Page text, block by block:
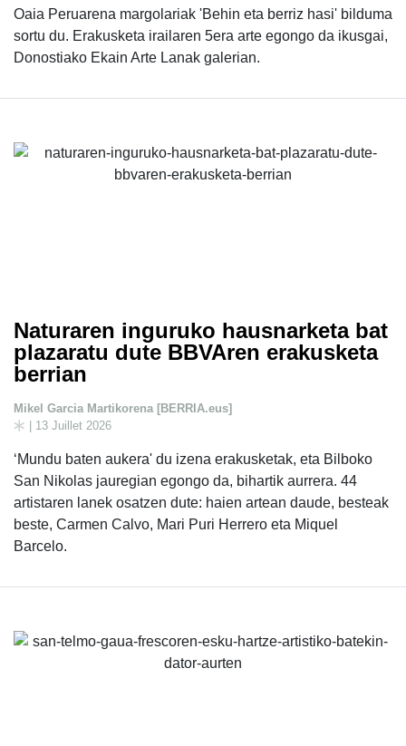
Oaia Peruarena margolariak 'Behin eta berriz hasi' bilduma
sortu du. Erakusketa irailaren 5era arte egongo da ikusgai,
Donostiako Ekain Arte Lanak galerian.
Naturaren inguruko hausnarketa bat
plazaratu dute BBVAren erakusketa
berrian
Mikel Garcia Martikorena [BERRIA.eus]
| 13 Juillet 2026
‘Mundu baten aukera' du izena erakusketak, eta Bilboko
San Nikolas jauregian egongo da, bihartik aurrera. 44
artistaren lanek osatzen dute: haien artean daude, besteak
beste, Carmen Calvo, Mari Puri Herrero eta Miquel
Barcelo.